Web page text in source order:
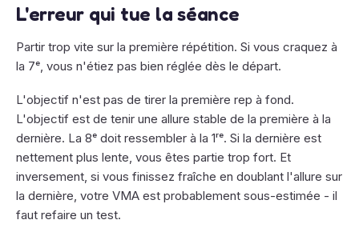
L'erreur qui tue la séance
Partir trop vite sur la première répétition. Si vous craquez à
la 7ᵉ, vous n'étiez pas bien réglée dès le départ.
L'objectif n'est pas de tirer la première rep à fond.
L'objectif est de tenir une allure stable de la première à la
dernière. La 8ᵉ doit ressembler à la 1ʳᵉ. Si la dernière est
nettement plus lente, vous êtes partie trop fort. Et
inversement, si vous finissez fraîche en doublant l'allure sur
la dernière, votre VMA est probablement sous-estimée - il
faut refaire un test.